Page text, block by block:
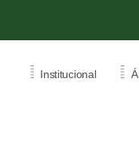
= Institucional =